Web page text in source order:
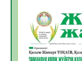
06.08.2026
Инфекциялық
жұмыстарының
06.08.2026